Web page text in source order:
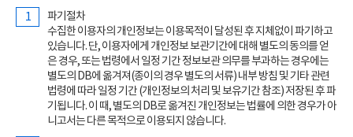
파기절차
수집한 이용자의 개인정보는 이용목적이 달성된 후 지체없이 파기하고
있습니다. 단, 이용자에게 개인정보 보관기간에 대해 별도의 동의를 얻
은 경우, 또는 법령에서 일정 기간 정보보관 의무를 부과하는 경우에는
별도의 DB에 옮겨져(종이의 경우 별도의 서류) 내부 방침 및 기타 관련
법령에 따라 일정 기간 (개인정보의 처리 및 보유기간 참조) 저장된 후 파
기됩니다. 이 때, 별도의 DB로 옮겨진 개인정보는 법률에 의한 경우가 아
니고서는 다른 목적으로 이용되지 않습니다.